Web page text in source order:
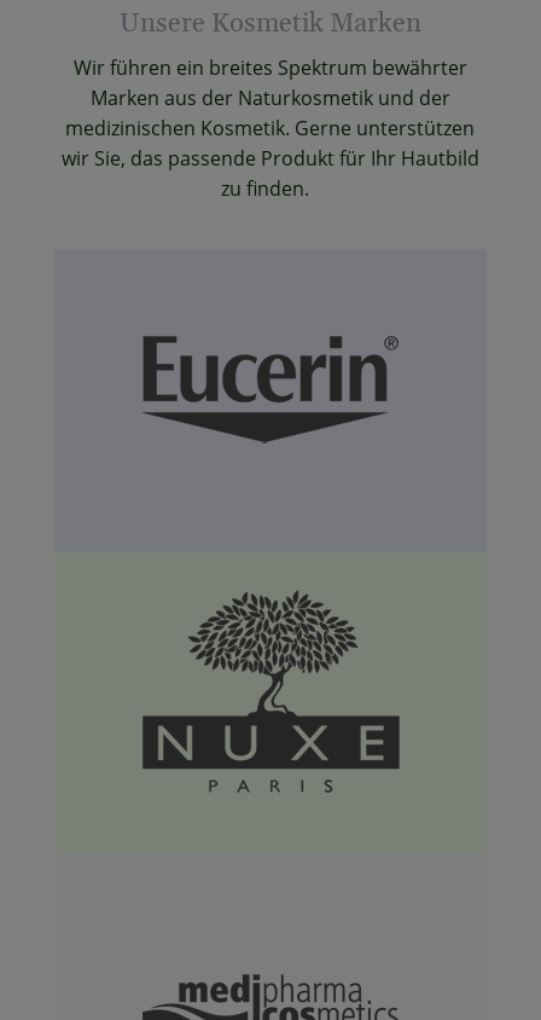
Unsere Kosmetik Marken
Wir führen ein breites Spektrum bewährter
Marken aus der Naturkosmetik und der
medizinischen Kosmetik. Gerne unterstützen
wir Sie, das passende Produkt für Ihr Hautbild
zu finden.